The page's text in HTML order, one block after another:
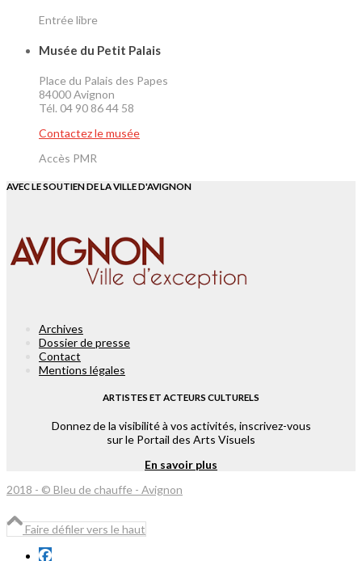
Entrée libre
Musée du Petit Palais
Place du Palais des Papes
84000 Avignon
Tél. 04 90 86 44 58
Contactez le musée
Accès PMR
AVEC LE SOUTIEN DE LA VILLE D'AVIGNON
Archives
Dossier de presse
Contact
Mentions légales
ARTISTES ET ACTEURS CULTURELS
Donnez de la visibilité à vos activités, inscrivez-vous
sur le Portail des Arts Visuels
En savoir plus
2018 - © Bleu de chauffe - Avignon
Faire défiler vers le haut